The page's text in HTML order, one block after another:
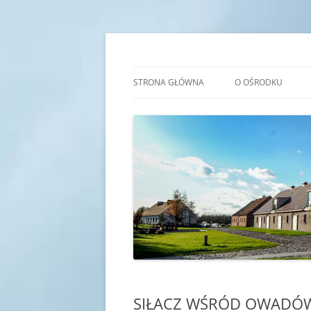
Przejdź
STRONA GŁÓWNA O OŚRODKU
KADRA
SALE EDUKACYJNE
SIŁACZ WŚRÓD